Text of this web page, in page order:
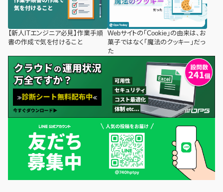
【新人ITエンジニア必見】作業手順
書の作成で気を付けること
Webサイトの「Cookie」の由来は、お
菓子ではなく「魔法のクッキー」だっ
た